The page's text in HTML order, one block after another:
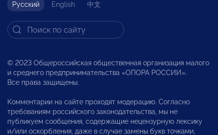
Русский English 中文
© 2023 Общероссийская общественная организация малого
и среднего предпринимательства «ОПОРА РОССИИ».
Все права защищены.
Комментарии на сайте проходят модерацию. Согласно
требованиям российского законодательства, мы не
публикуем сообщения, содержащие нецензурную лексику
и/или оскорбления, даже в случае замены букв точками,